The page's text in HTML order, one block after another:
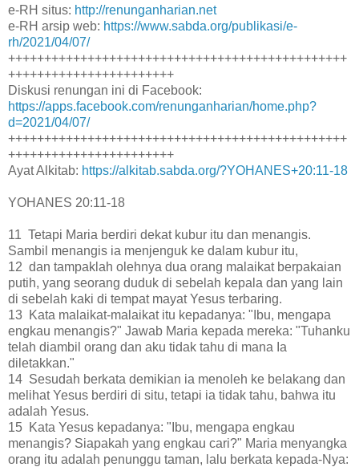
e-RH situs: http://renunganharian.net
e-RH arsip web: https://www.sabda.org/publikasi/e-
rh/2021/04/07/
+++++++++++++++++++++++++++++++++++++++++++++++
+++++++++++++++++++++++
Diskusi renungan ini di Facebook:
https://apps.facebook.com/renunganharian/home.php?
d=2021/04/07/
+++++++++++++++++++++++++++++++++++++++++++++++
+++++++++++++++++++++++
Ayat Alkitab: https://alkitab.sabda.org/?YOHANES+20:11-18
YOHANES 20:11-18
11 Tetapi Maria berdiri dekat kubur itu dan menangis.
Sambil menangis ia menjenguk ke dalam kubur itu,
12 dan tampaklah olehnya dua orang malaikat berpakaian
putih, yang seorang duduk di sebelah kepala dan yang lain
di sebelah kaki di tempat mayat Yesus terbaring.
13 Kata malaikat-malaikat itu kepadanya: "Ibu, mengapa
engkau menangis?" Jawab Maria kepada mereka: "Tuhanku
telah diambil orang dan aku tidak tahu di mana Ia
diletakkan."
14 Sesudah berkata demikian ia menoleh ke belakang dan
melihat Yesus berdiri di situ, tetapi ia tidak tahu, bahwa itu
adalah Yesus.
15 Kata Yesus kepadanya: "Ibu, mengapa engkau
menangis? Siapakah yang engkau cari?" Maria menyangka
orang itu adalah penunggu taman, lalu berkata kepada-Nya: